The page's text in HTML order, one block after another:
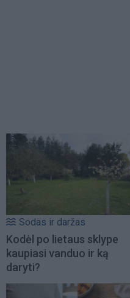
Sodas ir daržas
Kodėl po lietaus sklype
kaupiasi vanduo ir ką
daryti?